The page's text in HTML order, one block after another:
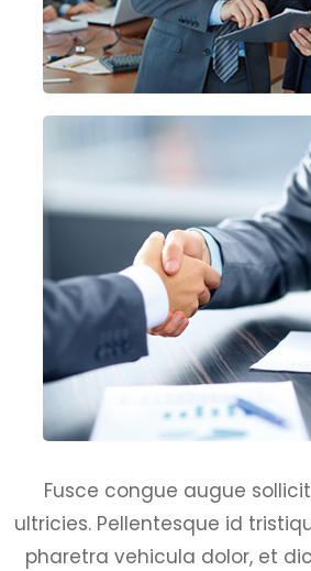
Fusce congue augue
ultricies. Pellentesque id
pharetra vehicula dolor, et